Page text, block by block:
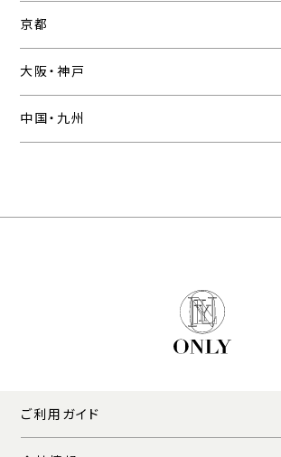
京都
大阪・神戸
中国・九州
ご利用ガイド